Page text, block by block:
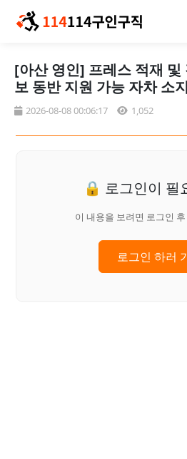
[아산 영인] 프레스 적재 및
보 동반 지원 가능 자차 소
2026-08-08 00:06:17 1,052
🔒 로그인이 필
이 내용을 보려면 로그인
로그인 하러